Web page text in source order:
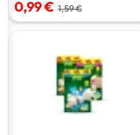
0,99 € 1,59 €